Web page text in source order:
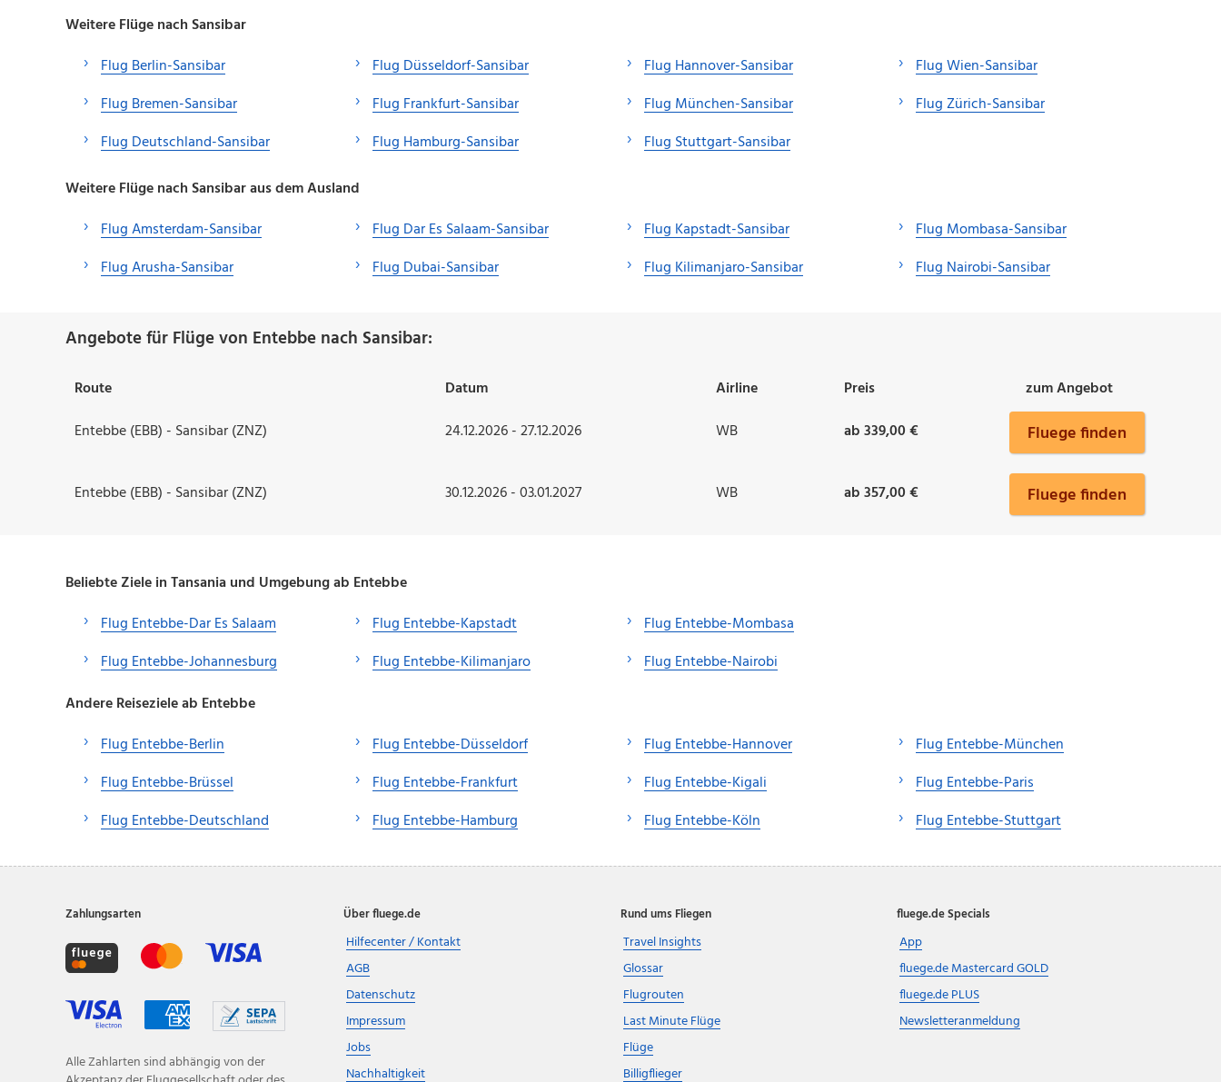
Weitere Flüge nach Sansibar
Flug Berlin-Sansibar
Flug Bremen-Sansibar
Flug Deutschland-Sansibar
Flug Düsseldorf-Sansibar
Flug Frankfurt-Sansibar
Flug Hamburg-Sansibar
Flug Hannover-Sansibar
Flug München-Sansibar
Flug Stuttgart-Sansibar
Flug Wien-Sansibar
Flug Zürich-Sansibar
Weitere Flüge nach Sansibar aus dem Ausland
Flug Amsterdam-Sansibar
Flug Arusha-Sansibar
Flug Dar Es Salaam-Sansibar
Flug Dubai-Sansibar
Flug Kapstadt-Sansibar
Flug Kilimanjaro-Sansibar
Flug Mombasa-Sansibar
Flug Nairobi-Sansibar
Angebote für Flüge von Entebbe nach Sansibar:
Route Datum Airline Preis
zum Angebot
Entebbe (EBB) - Sansibar (ZNZ)
24.12.2026 - 27.12.2026 WB ab 339,00 € Fluege finden
Entebbe (EBB) - Sansibar (ZNZ) 30.12.2026 - 03.01.2027 WB ab 357,00 € Fluege finden
Beliebte Ziele in Tansania und Umgebung ab Entebbe
Flug Entebbe-Dar Es Salaam
Flug Entebbe-Johannesburg
Flug Entebbe-Kapstadt
Flug Entebbe-Kilimanjaro
Flug Entebbe-Mombasa
Flug Entebbe-Nairobi
Andere Reiseziele ab Entebbe
Flug Entebbe-Berlin
Flug Entebbe-Brüssel
Flug Entebbe-Deutschland
Flug Entebbe-Düsseldorf
Flug Entebbe-Frankfurt
Flug Entebbe-Hamburg
Flug Entebbe-Hannover
Flug Entebbe-Kigali
Flug Entebbe-Köln
Flug Entebbe-München
Flug Entebbe-Paris
Flug Entebbe-Stuttgart